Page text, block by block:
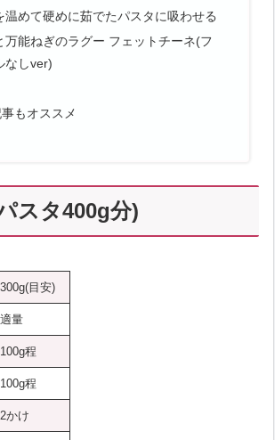
温めて硬めに茹でたパスタに吸わせる
万能ねぎのラグー フェットチーネ(フ
なしver)
もオススメ
スタ400g分)
300g(目安)
適量
100g程
100g程
2かけ